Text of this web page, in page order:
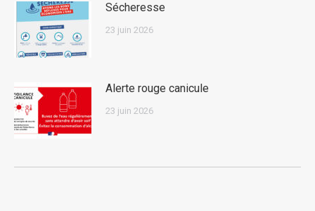
Sécheresse
23 juin 2026
Alerte rouge canicule
23 juin 2026